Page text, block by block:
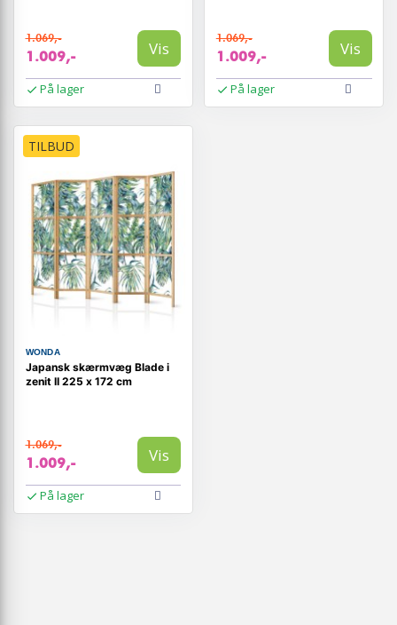
1.069,-
1.009,- Vis
På lager
1.069,-
1.009,- Vis
På lager
TILBUD
WONDA
Japansk skærmvæg Blade i
zenit II 225 x 172 cm
1.069,-
1.009,- Vis
På lager